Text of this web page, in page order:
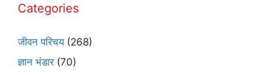
Categories
जीवन परिचय(268)
ज्ञान भंडार(70)